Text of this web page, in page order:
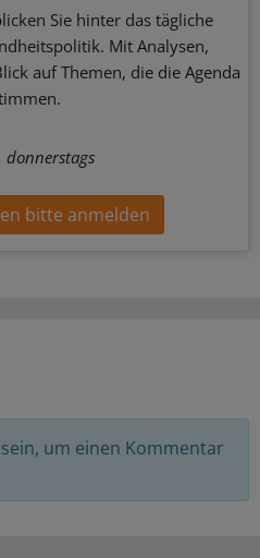
Sie hinter das tägliche
Mit Analysen,
auf Themen, die die Agenda
donnerstags
bitte anmelden
um einen Kommentar